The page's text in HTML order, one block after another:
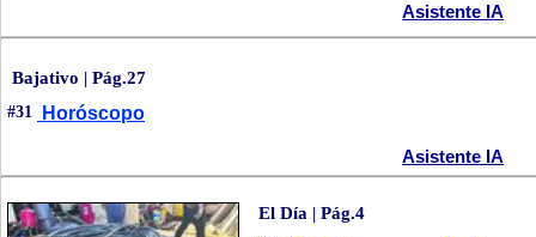
Asistente IA
Bajativo | Pág.27
#31 Horóscopo
Asistente IA
El Día | Pág.4